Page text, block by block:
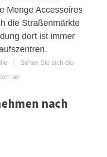
Menge Accessoires
die Straßenmärkte
dort ist immer
| Sehen Sie sich die
an
nach